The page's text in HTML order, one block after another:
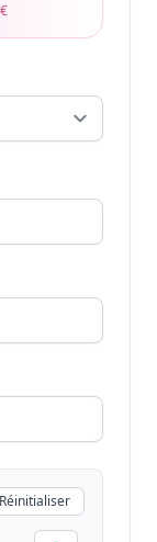
Réinitialiser